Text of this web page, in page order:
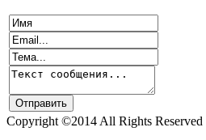
Copyright ©2014 All Rights Reserved